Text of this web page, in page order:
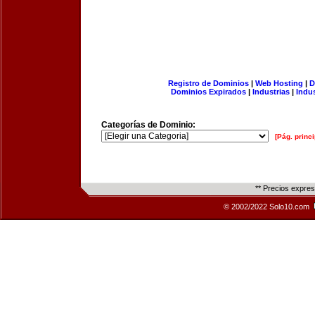
Registro de Dominios| Web Hosting |
Dominios Expirados | Industrias |
Categorías de Dominio:
[Pág.
** Precios
© 2002/2022 Solo10.com